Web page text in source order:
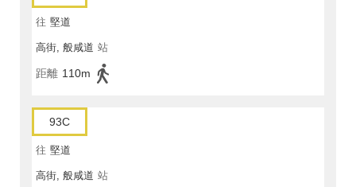
往 堅道
高街, 般咸道 站
距離 110m
93C
往 堅道
高街, 般咸道 站